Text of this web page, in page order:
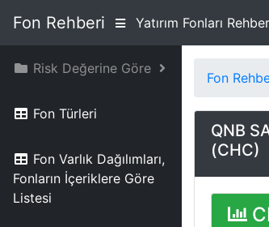
Fon Rehberi Yatırım Fonları
Risk Değerine Göre
Fon Türleri
Fon Varlık Dağılımları,
Fonların İçeriklere Göre
Listesi
Fon
QNB
(CHC)